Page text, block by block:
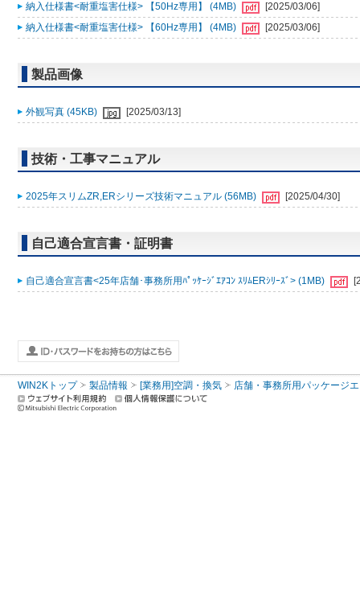
納入仕様書<耐重塩害仕様> 【50Hz専用】 (4MB)
[2025/03/06]
納入仕様書<耐重塩害仕様> 【60Hz専用】 (4MB)
[2025/03/06]
製品画像
外観写真 (45KB) [2025/03/13]
技術・工事マニュアル
2025年スリムZR,ERシリーズ技術マニュアル (56MB) [2025/04/30]
自己適合宣言書・証明書
自己適合宣言書<25年店舗･事務所用ﾊﾟｯｹｰｼﾞｴｱｺﾝ ｽﾘﾑERｼﾘｰｽﾞ> (1MB)
WIN2Kトップ 製品情報 [業務用]空調・換気 店舗・事務所用パッケージ